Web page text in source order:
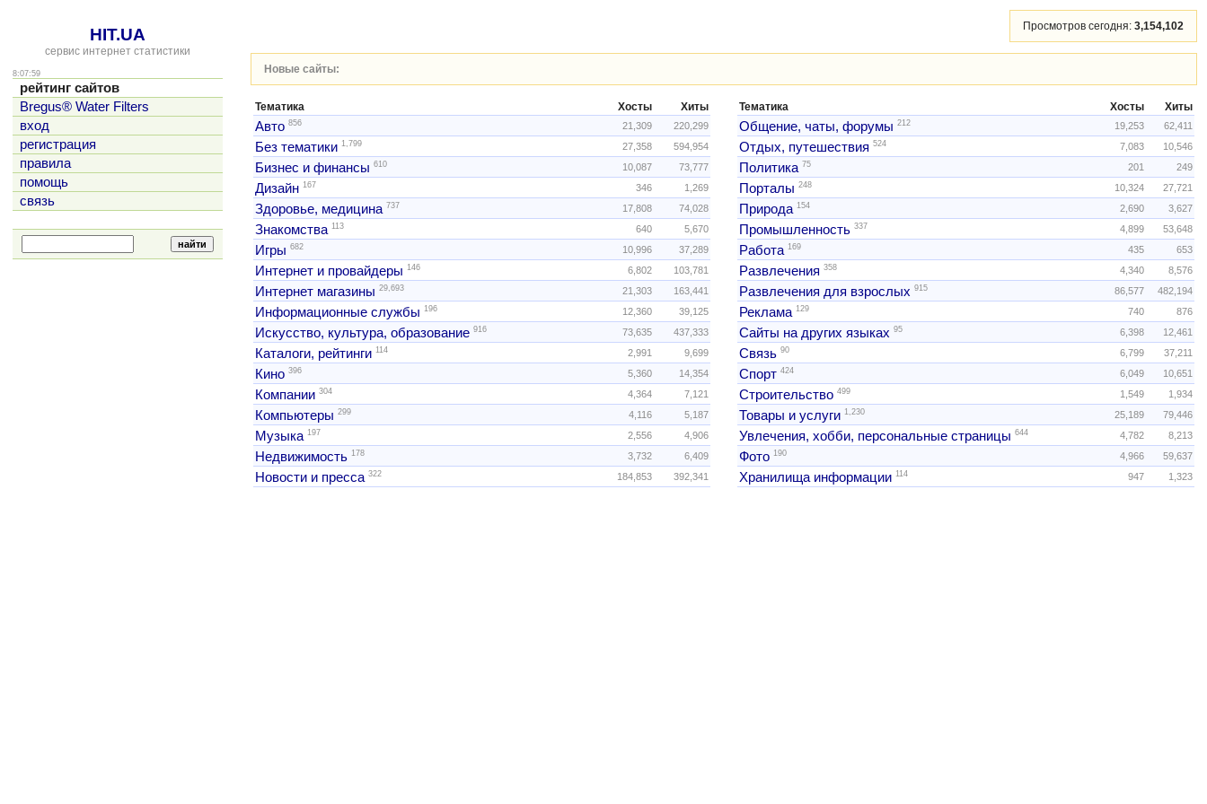
HIT.UA
сервис интернет статистики
8:07:59
рейтинг сайтов
Bregus® Water Filters
вход
регистрация
правила
помощь
связь
Просмотров сегодня: 3,154,102
Новые сайты:
Тематика Хосты Хиты
Авто 856 21,309 220,299
Без тематики 1,799 27,358 594,954
Бизнес и финансы 610 10,087 73,777
Дизайн 167 346 1,269
Здоровье, медицина 737 17,808 74,028
Знакомства 113 640 5,670
Игры 682 10,996 37,289
Интернет и провайдеры 146 6,802 103,781
Интернет магазины 29,693 21,303 163,441
Информационные службы 196 12,360 39,125
Искусство, культура, образование 916 73,635 437,333
Каталоги, рейтинги 114 2,991 9,699
Кино 396 5,360 14,354
Компании 304 4,364 7,121
Компьютеры 299 4,116 5,187
Музыка 197 2,556 4,906
Недвижимость 178 3,732 6,409
Новости и пресса 322 184,853 392,341
Тематика Хосты Хиты
Общение, чаты, форумы 212 19,253 62,411
Отдых, путешествия 524 7,083 10,546
Политика 75 201 249
Порталы 248 10,324 27,721
Природа 154 2,690 3,627
Промышленность 337 4,899 53,648
Работа 169 435 653
Развлечения 358 4,340 8,576
Развлечения для взрослых 915 86,577 482,194
Реклама 129 740 876
Сайты на других языках 95 6,398 12,461
Связь 90 6,799 37,211
Спорт 424 6,049 10,651
Строительство 499 1,549 1,934
Товары и услуги 1,230 25,189 79,446
Увлечения, хобби, персональные страницы 644 4,782 8,213
Фото 190 4,966 59,637
Хранилища информации 114 947 1,323